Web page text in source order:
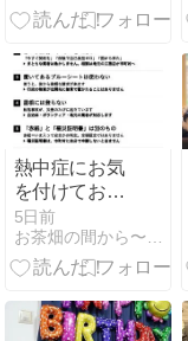
熱中症にお気
を付けてお過
ごしください
5日前